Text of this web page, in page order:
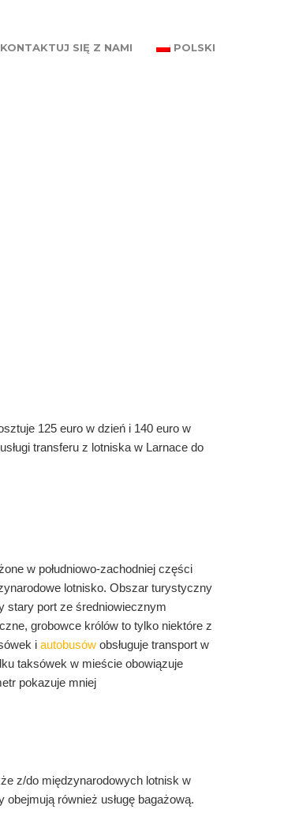
SIĘ Z NAMI POLSKI
125 euro w dzień i 140 euro w
transferu z lotniska w Larnace do
w południowo-zachodniej części
lotnisko. Obszar turystyczny
stary port ze średniowiecznym
grobowce królów to tylko niektóre z
i autobusów obsługuje transport w
taksówek w mieście obowiązuje
pokazuje mniej
z/do międzynarodowych lotnisk w
również usługę bagażową.